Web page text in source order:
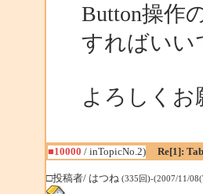
Button操作
すればいい
よろしくお
■10000 / inTopicNo.2) Re[1]:
□投稿者/ はつね (335回)-(2007/11/